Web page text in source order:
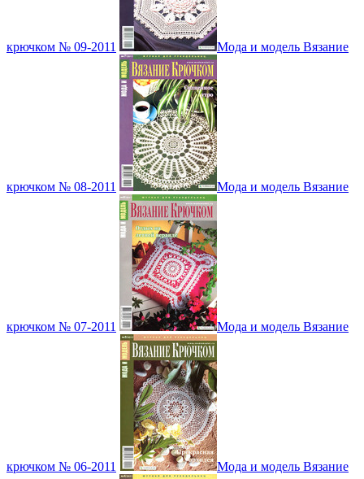
крючком № 09-2011 Мода и модель Вязание
крючком № 08-2011 Мода и модель Вязание
крючком № 07-2011 Мода и модель Вязание
крючком № 06-2011 Мода и модель Вязание